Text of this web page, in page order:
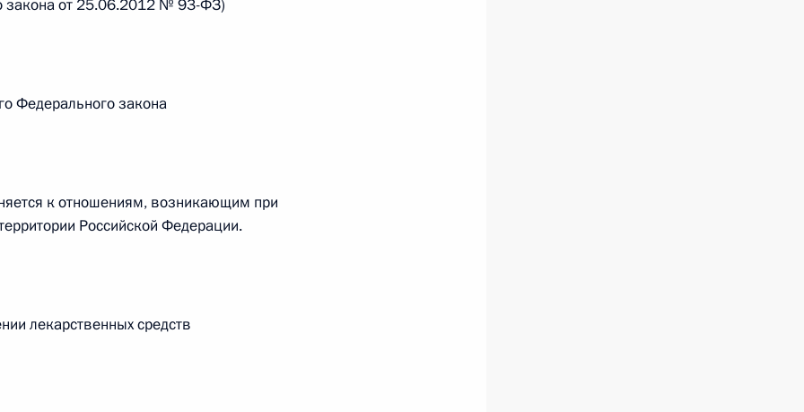
статусе представительств компетентных органов
Федерации об административных правонарушениях
закона от 25.06.2012 № 93-ФЗ)
Федерального закона
к отношениям, возникающим при
Российской Федерации.
лекарственных средств